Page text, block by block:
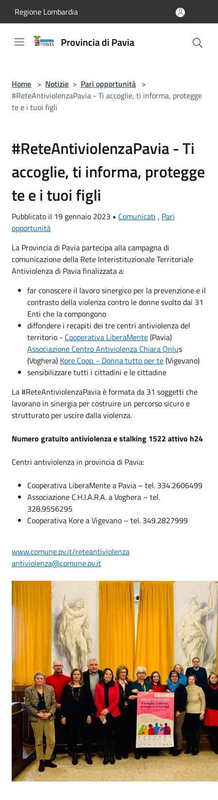
Regione Lombardia
Provincia di Pavia
Home > Notizie > Pari opportunità >
#ReteAntiviolenzaPavia - Ti accoglie, ti informa, protegge
te e i tuoi figli
#ReteAntiviolenzaPavia - Ti
accoglie, ti informa, protegge
te e i tuoi figli
Pubblicato il 19 gennaio 2023 • Comunicati , Pari
opportunità
La Provincia di Pavia partecipa alla campagna di
comunicazione della Rete Interistituzionale Territoriale
Antiviolenza di Pavia finalizzata a:
far conoscere il lavoro sinergico per la prevenzione e il
contrasto della violenza contro le donne svolto dai 31
Enti che la compongono
diffondere i recapiti dei tre centri antiviolenza del
territorio - Cooperativa LiberaMente(Pavia)
Associazione Centro Antiviolenza Chiara Onlus
(Voghera) Kore Coop. - Donna tutto per te(Vigevano)
sensibilizzare tutti i cittadini e le cittadine
La #ReteAntiviolenzaPavia è formata da 31 soggetti che
lavorano in sinergia per costruire un percorso sicuro e
strutturato per uscire dalla violenza.
Numero gratuito antiviolenza e stalking 1522 attivo h24
Centri antiviolenza in provincia di Pavia:
Cooperativa LiberaMente a Pavia – tel. 334.2606499
Associazione C.H.I.A.R.A. a Voghera – tel.
328.9556295
Cooperativa Kore a Vigevano – tel. 349.2827999
www.comune.pv.it/reteantiviolenza
antiviolenza@comune.pv.it